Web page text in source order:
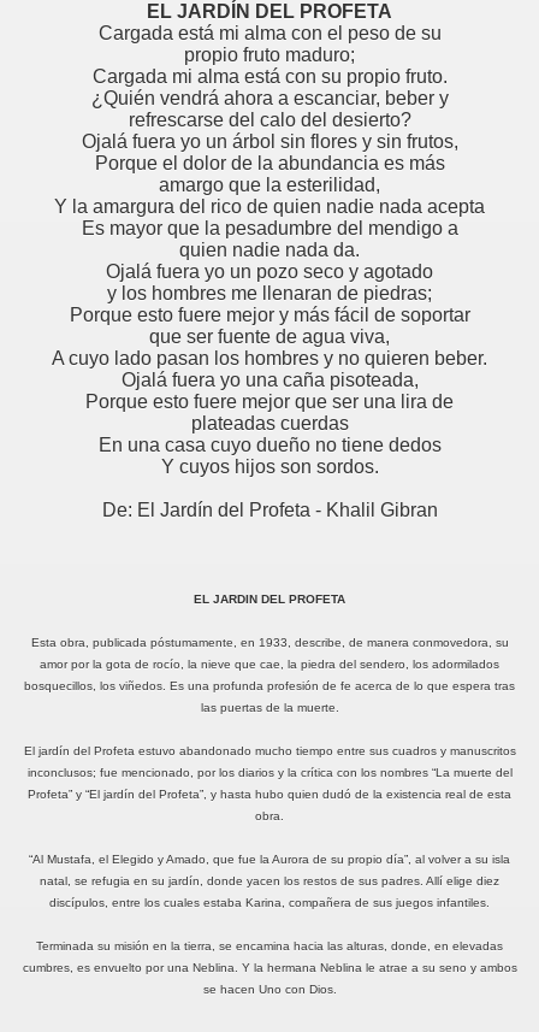
EL JARDÍN DEL PROFETA
Cargada está mi alma con el peso de su
propio fruto maduro;
Cargada mi alma está con su propio fruto.
¿Quién vendrá ahora a escanciar, beber y
refrescarse del calo del desierto?
Ojalá fuera yo un árbol sin flores y sin frutos,
Porque el dolor de la abundancia es más
amargo que la esterilidad,
Y la amargura del rico de quien nadie nada acepta
Es mayor que la pesadumbre del mendigo a
quien nadie nada da.
Ojalá fuera yo un pozo seco y agotado
y los hombres me llenaran de piedras;
Porque esto fuere mejor y más fácil de soportar
que ser fuente de agua viva,
A cuyo lado pasan los hombres y no quieren beber.
Ojalá fuera yo una caña pisoteada,
Porque esto fuere mejor que ser una lira de
plateadas cuerdas
En una casa cuyo dueño no tiene dedos
Y cuyos hijos son sordos.
De: El Jardín del Profeta - Khalil Gibran
EL JARDIN DEL PROFETA
Esta obra, publicada póstumamente, en 1933, describe, de manera conmovedora, su
amor por la gota de rocío, la nieve que cae, la piedra del sendero, los adormilados
bosquecillos, los viñedos. Es una profunda profesión de fe acerca de lo que espera tras
las puertas de la muerte.
El jardín del Profeta estuvo abandonado mucho tiempo entre sus cuadros y manuscritos
inconclusos; fue mencionado, por los diarios y la crítica con los nombres “La muerte del
Profeta” y “El jardín del Profeta”, y hasta hubo quien dudó de la existencia real de esta
obra.
“Al Mustafa, el Elegido y Amado, que fue la Aurora de su propio día”, al volver a su isla
natal, se refugia en su jardín, donde yacen los restos de sus padres. Allí elige diez
discípulos, entre los cuales estaba Karina, compañera de sus juegos infantiles.
Terminada su misión en la tierra, se encamina hacia las alturas, donde, en elevadas
cumbres, es envuelto por una Neblina. Y la hermana Neblina le atrae a su seno y ambos
se hacen Uno con Dios.